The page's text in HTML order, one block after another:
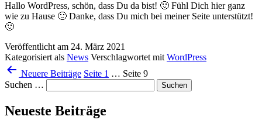
Hallo WordPress, schön, dass Du da bist! 🙂 Fühl Dich hier ganz
wie zu Hause 🙂 Danke, dass Du mich bei meiner Seite unterstützt!
🙂
Veröffentlicht am 24. März 2021
Kategorisiert als News Verschlagwortet mitWordPress
Seitennummerierung
der
Neuere Beiträge Seite 1 … Seite 9
Suchen …
Neueste Beiträge